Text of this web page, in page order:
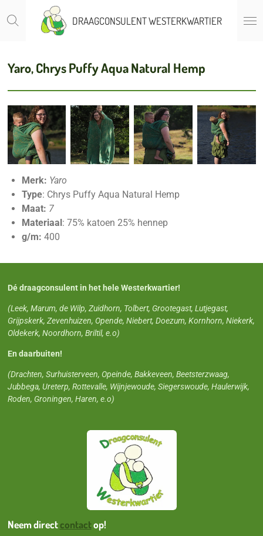
direct
hoofdinhoud
DRAAGCONSULENT WESTERKWARTIER
Yaro, Chrys Puffy Aqua Natural Hemp
Merk: Yaro
Type: Chrys Puffy Aqua Natural Hemp
Maat: 7
Materiaal: 75% katoen 25% hennep
g/m: 400
Dé draagconsulent in het hele Westerkwartier!
(Leek, Marum, de Wilp, Zuidhorn, Tolbert, Grootegast, Lutjegast,
Grijpskerk, Zevenhuizen, Opende, Niebert, Doezum, Kornhorn, Niekerk,
Oldekerk, Noordhorn, Briltil, e.o)
En daarbuiten!
(Drachten, Surhuisterveen, Opeinde, Bakkeveen, Beetsterzwaag,
Jubbega, Ureterp, Rottevalle, Wijnjewoude, Siegerswoude, Haulerwijk,
Roden, Groningen, Haren, e.o)
Neem directcontactop!